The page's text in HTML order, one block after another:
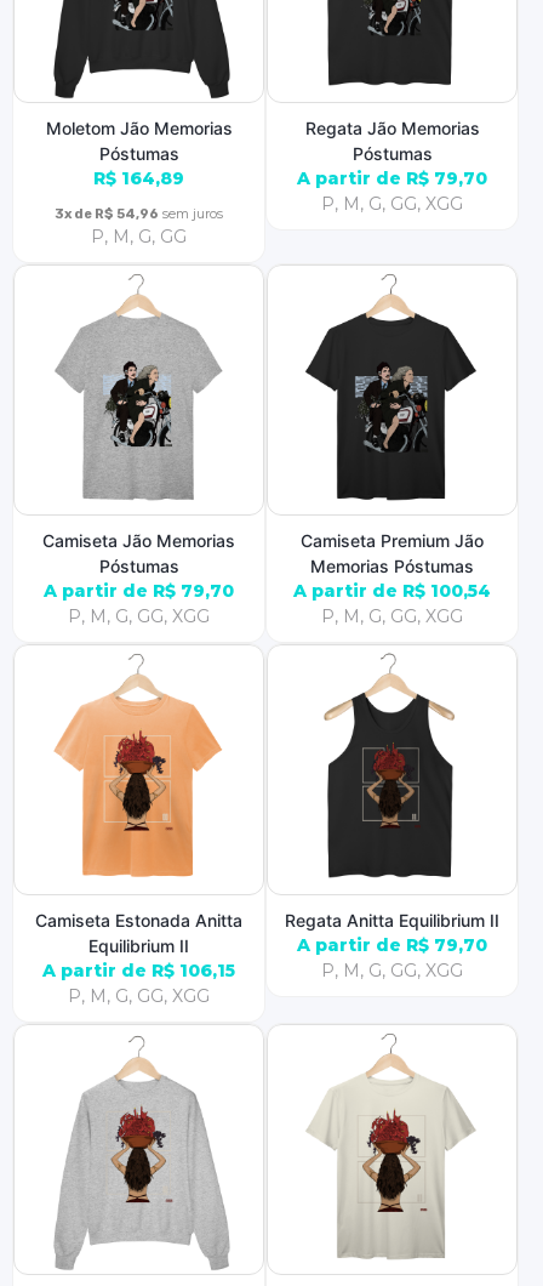
Moletom Jão Memorias
Póstumas
R$ 164,89
3x de R$ 54,96 sem juros
P, M, G, GG
Regata Jão Memorias
Póstumas
A partir de R$ 79,70
P, M, G, GG, XGG
Camiseta Jão Memorias
Póstumas
A partir de R$ 79,70
P, M, G, GG, XGG
Camiseta Premium Jão
Memorias Póstumas
A partir de R$ 100,54
P, M, G, GG, XGG
Camiseta Estonada Anitta
Equilibrium II
A partir de R$ 106,15
P, M, G, GG, XGG
Regata Anitta Equilibrium II
A partir de R$ 79,70
P, M, G, GG, XGG